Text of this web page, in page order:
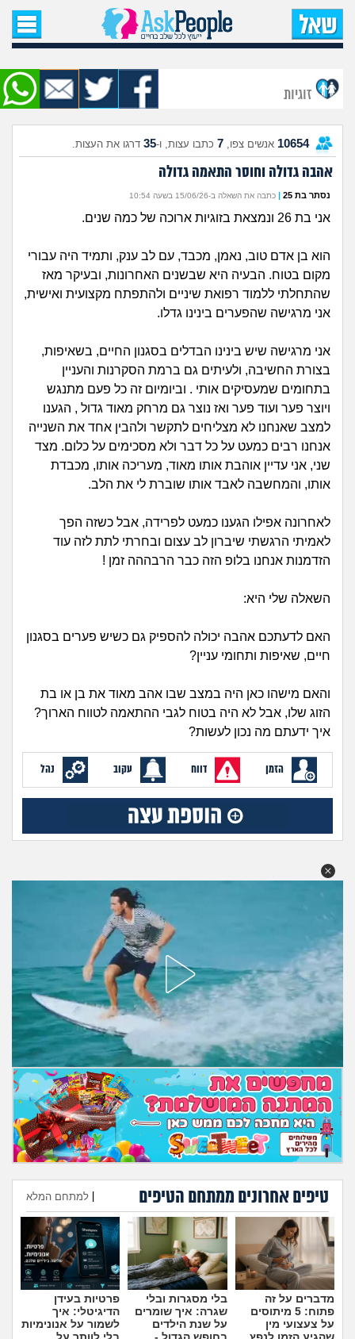
עמוד הבית
שאל שאלה
שאלות חדשות
שאלות שעוררו עניין
עצות חדשות
מתחם הטיפים
מדורים
זוגיות
היריון ולידה
הורות ומשפחה
מתבגרים
מהבקו"ם... ועד מתי?!
לימודים וסטודנטים
חברים ואנשים
מה שעובר עליי
שומרים על הגוף
פיננסי וכלכלה
בין הסדינים
חיות מחמד
יוקר המחיה
גאווה
חיפוש שאלות
הרשמה | התחברות
זוגיות
10654 אנשים צפו, 7 כתבו עצות, ו-35 דרגו את העצות.
אהבה גדולה וחוסר התאמה גדולה
נסתר בת 25 | כתבה את השאלה ב-15/06/26 בשעה 10:54
אני בת 26 ונמצאת בזוגיות ארוכה של כמה שנים.
הוא בן אדם טוב, נאמן, מכבד, עם לב ענק, ותמיד היה עבורי
מקום בטוח. הבעיה היא שבשנים האחרונות, ובעיקר מאז
שהתחלתי ללמוד רפואת שיניים ולהתפתח מקצועית ואישית,
אני מרגישה שהפערים בינינו גדלו.
אני מרגישה שיש בינינו הבדלים בסגנון החיים, בשאיפות,
בצורת החשיבה, ולעיתים גם ברמת הסקרנות והעניין
בתחומים שמעסיקים אותי . וביומיום זה כל פעם מתנגש
ויוצר פער ועוד פער ואז נוצר גם מרחק מאוד גדול , הגענו
למצב שאנחנו לא מצליחים לתקשר ולהבין אחד את השנייה
אנחנו רבים כמעט על כל דבר ולא מסכימים על כלום. מצד
שני, אני עדיין אוהבת אותו מאוד, מעריכה אותו, מכבדת
אותו, והמחשבה לאבד אותו שוברת לי את הלב.
לאחרונה אפילו הגענו כמעט לפרידה, אבל כשזה הפך
לאמיתי הרגשתי שיברון לב עצום ובחרתי לתת לזה עוד
הזדמנות אנחנו בלופ הזה כבר הרבההה זמן !
השאלה שלי היא:
האם לדעתכם אהבה יכולה להספיק גם כשיש פערים בסגנון
חיים, שאיפות ותחומי עניין?
והאם מישהו כאן היה במצב שבו אהב מאוד את בן או בת
הזוג שלו, אבל לא היה בטוח לגבי ההתאמה לטווח הארוך?
איך ידעתם מה נכון לעשות?
הזמן דווח עקוב נהל
טיפים אחרונים ממתחם הטיפים למתחם המלא
הוספת טיפ
מדברים על זה
פתוח: 5 מיתוסים
על צעצועי מין
בלי מסגרות ובלי
שגרה: איך שומרים
על שנת הילדים
פרטיות בעידן
הדיגיטלי: איך
לשמור על אנונימיות